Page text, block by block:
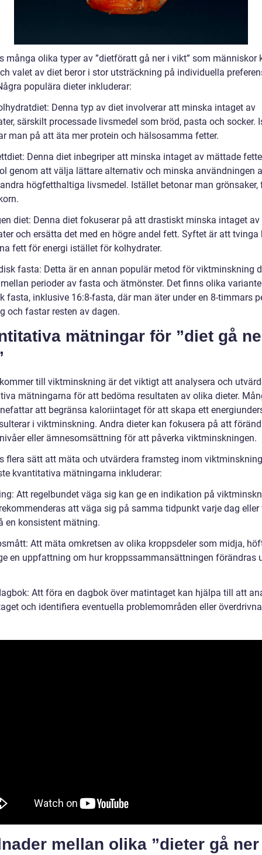
många olika typer av ”dietföratt gå ner i vikt” som människor
valet av diet beror i stor utsträckning på individuella
populära dieter inkluderar:
Denna typ av diet involverar att minska intaget av
särskilt processade livsmedel som bröd, pasta och socker.
man på att äta mer protein och hälsosamma fetter.
Denna diet inbegriper att minska intaget av mättade
genom att välja lättare alternativ och minska användningen
högfetthaltiga livsmedel. Istället betonar man grönsaker,
diet: Denna diet fokuserar på att drastiskt minska intaget av
och ersätta det med en högre andel fett. Syftet är att tvinga
fett för energi istället för kolhydrater.
fasta: Detta är en annan populär metod för viktminskning
perioder av fasta och ätmönster. Det finns olika
fasta, inklusive 16:8-fasta, där man äter under en 8-timmars
och fastar resten av dagen.
mätningar för ”diet gå
till viktminskning är det viktigt att analysera och
mätningarna för att bedöma resultaten av olika dieter.
att begränsa kaloriintaget för att skapa ett
i viktminskning. Andra dieter kan fokusera på att
eller ämnesomsättning för att påverka viktminskningen.
flera sätt att mäta och utvärdera framsteg inom
kvantitativa mätningarna inkluderar:
Att regelbundet väga sig kan ge en indikation på
att väga sig på samma tidpunkt varje dag eller
en konsistent mätning.
Att mäta omkretsen av olika kroppsdeler som midja,
en uppfattning om hur kroppssammansättningen förändras
Att föra en dagbok över matintaget kan hjälpa till att
och identifiera eventuella problemområden eller
mellan olika ”dieter gå